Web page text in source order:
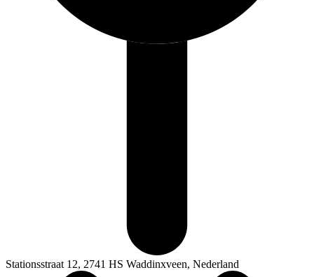
Stationsstraat 12, 2741 HS Waddinxveen, Nederland